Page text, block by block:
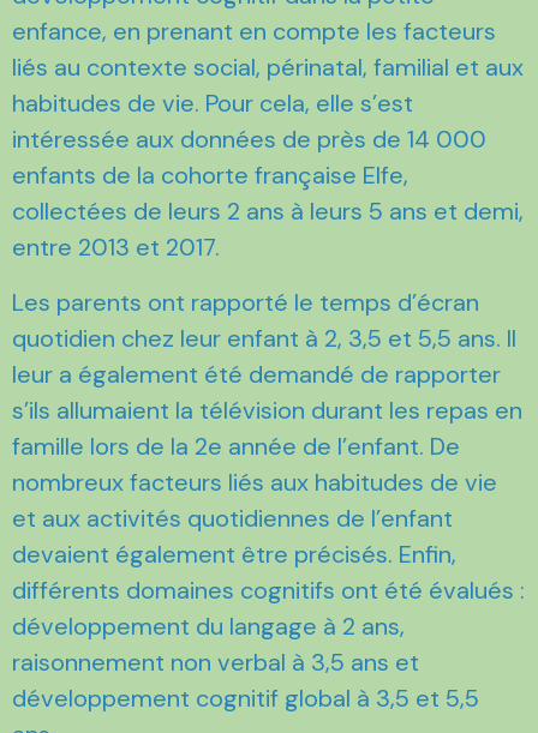
enfance, en prenant en compte les facteurs
liés au contexte social, périnatal, familial et aux
habitudes de vie. Pour cela, elle s’est
intéressée aux données de près de 14 000
enfants de la cohorte française Elfe,
collectées de leurs 2 ans à leurs 5 ans et demi,
entre 2013 et 2017.
Les parents ont rapporté le temps d’écran
quotidien chez leur enfant à 2, 3,5 et 5,5 ans. Il
leur a également été demandé de rapporter
s’ils allumaient la télévision durant les repas en
famille lors de la 2e année de l’enfant. De
nombreux facteurs liés aux habitudes de vie
et aux activités quotidiennes de l’enfant
devaient également être précisés. Enfin,
différents domaines cognitifs ont été évalués :
développement du langage à 2 ans,
raisonnement non verbal à 3,5 ans et
développement cognitif global à 3,5 et 5,5